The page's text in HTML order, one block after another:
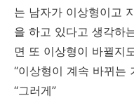
는 남자가 이상형이고
을 하고 있다고 생각하
면 또 이상형이 바뀔지
“이상형이 계속 바뀌는
“그러게”